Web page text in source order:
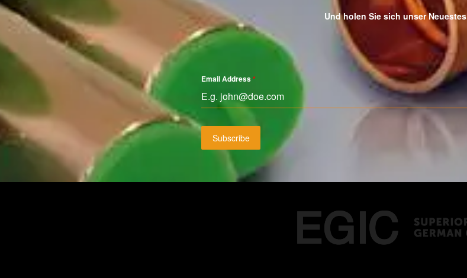
Und holen Sie sich unser Neuestes
Email Address*
Subscribe